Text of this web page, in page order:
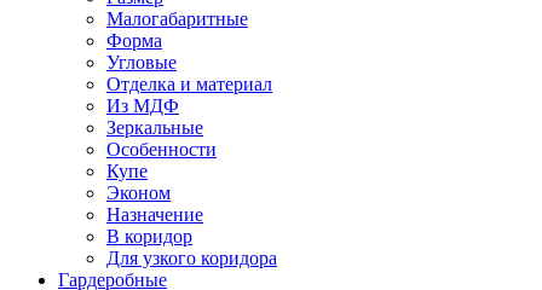
Малогабаритные
Форма
Угловые
Отделка и материал
Из МДФ
Зеркальные
Особенности
Купе
Эконом
Назначение
В коридор
Для узкого коридора
Гардеробные